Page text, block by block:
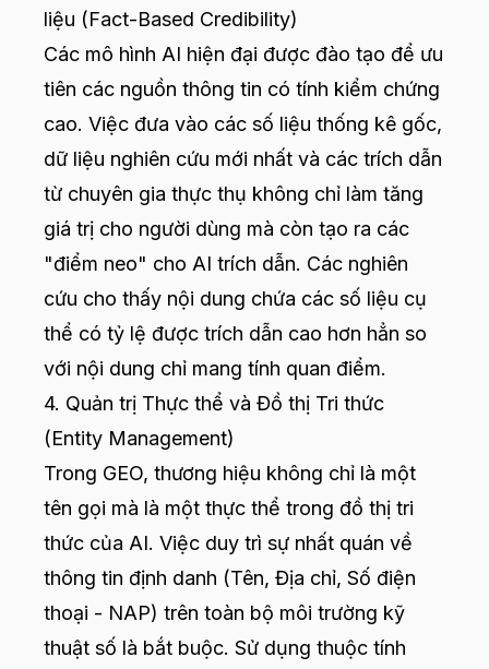
liệu (Fact-Based Credibility)
Các mô hình AI hiện đại được đào tạo để ưu
tiên các nguồn thông tin có tính kiểm chứng
cao. Việc đưa vào các số liệu thống kê gốc,
dữ liệu nghiên cứu mới nhất và các trích dẫn
từ chuyên gia thực thụ không chỉ làm tăng
giá trị cho người dùng mà còn tạo ra các
"điểm neo" cho AI trích dẫn. Các nghiên
cứu cho thấy nội dung chứa các số liệu cụ
thể có tỷ lệ được trích dẫn cao hơn hẳn so
với nội dung chỉ mang tính quan điểm.
4. Quản trị Thực thể và Đồ thị Tri thức
(Entity Management)
Trong GEO, thương hiệu không chỉ là một
tên gọi mà là một thực thể trong đồ thị tri
thức của AI. Việc duy trì sự nhất quán về
thông tin định danh (Tên, Địa chỉ, Số điện
thoại - NAP) trên toàn bộ môi trường kỹ
thuật số là bắt buộc. Sử dụng thuộc tính